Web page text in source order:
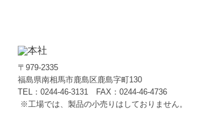
〒979-2335
福島県南相馬市鹿島区鹿島字町130
TEL：0244-46-3131 FAX：0244-46-4736
※工場では、製品の小売りはしておりません。